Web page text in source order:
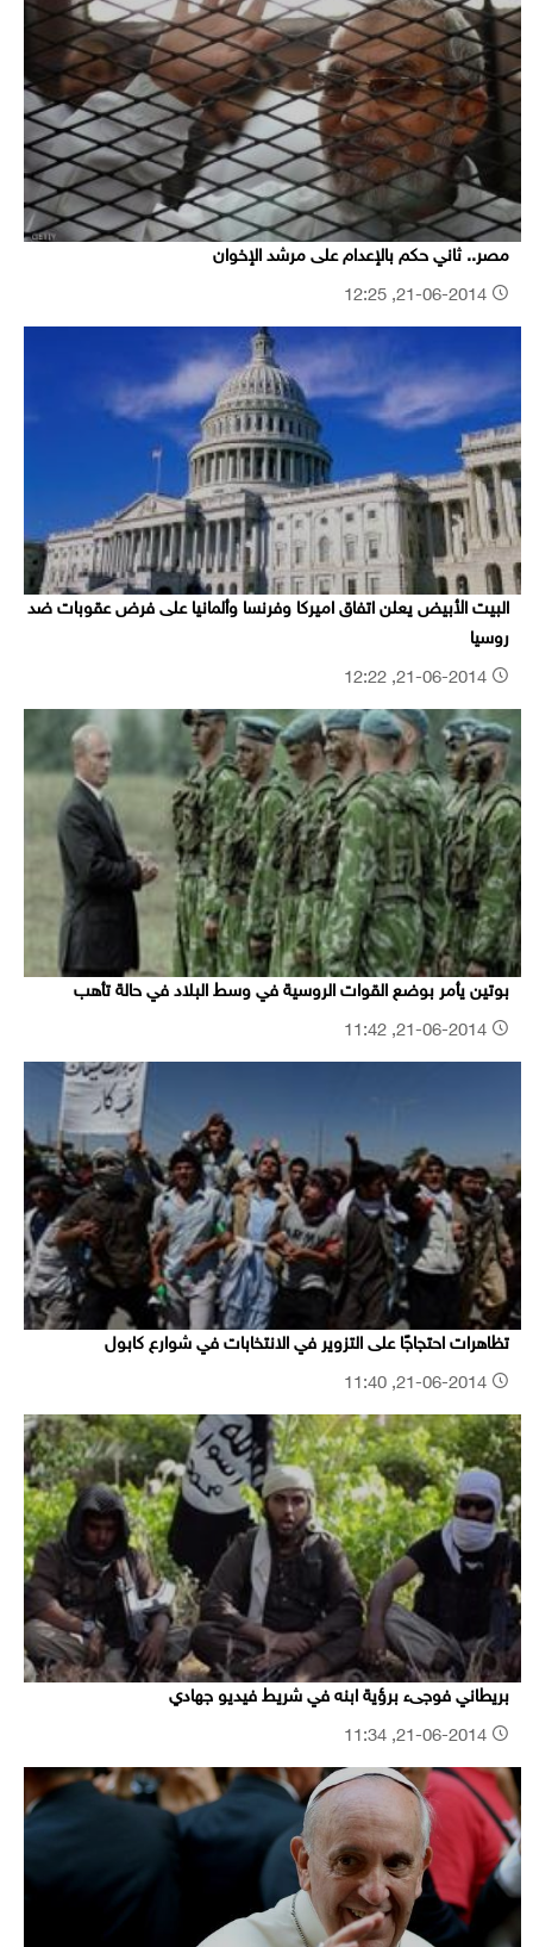
مصر.. ثاني حكم بالإعدام على مرشد الإخوان
البيت الأبيض يعلن اتفاق اميركا وفرنسا وألمانيا على فرض عقوبات ضد
روسيا
بوتين يأمر بوضع القوات الروسية في وسط البلاد في حالة تأهب
تظاهرات احتجاجًا على التزوير في الانتخابات في شوارع كابول
بريطاني فوجىء برؤية ابنه في شريط فيديو جهادي